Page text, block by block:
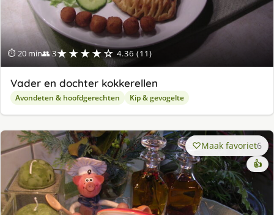
⏱ 20 min👥 3★★★★☆ 4.36 (11)
Vader en dochter kokkerellen
Avondeten & hoofdgerechten Kip & gevogelte
Maak favoriet6
👍